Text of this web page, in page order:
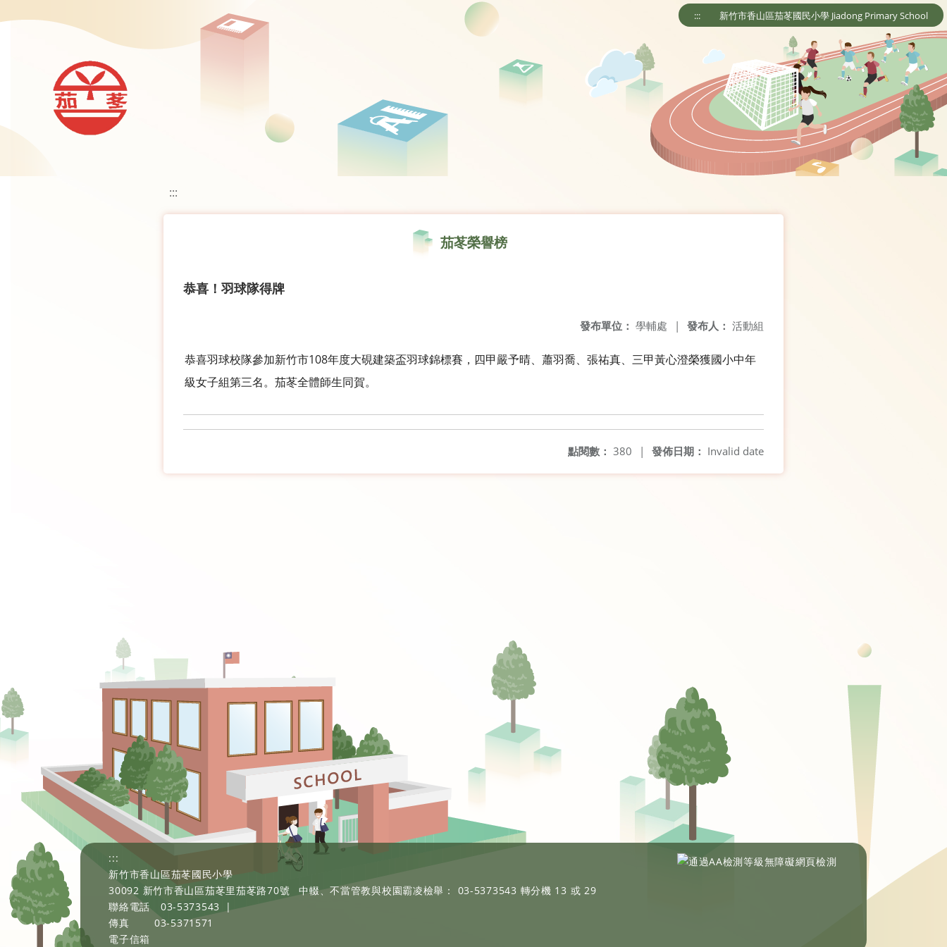
::: 新竹市香山區茄苳國民小學 Jiadong Primary School
:::
茄苳榮譽榜
恭喜！羽球隊得牌
發布人： 活動組
發布單位： 學輔處 |
恭喜羽球校隊參加新竹市108年度大硯建築盃羽球錦標賽，四甲嚴予晴、蕭羽喬、張祐真、三甲黃心澄榮獲國小中年
級女子組第三名。茄苳全體師生同賀。
發佈日期： Invalid date
點閱數： 380 |
:::
新竹市香山區茄苳國民小學
30092 新竹市香山區茄苳里茄苳路70號
中輟、不當管教與校園霸凌檢舉： 03-5373543 轉分機 13 或 29
聯絡電話
03-5373543
|
傳真
03-5371571
電子信箱